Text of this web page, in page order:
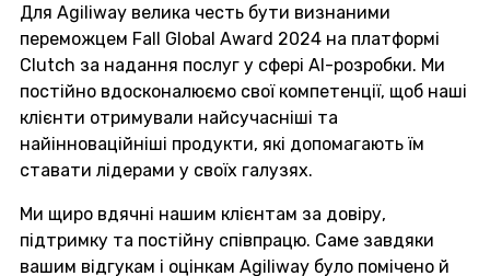
Для Agiliway велика честь бути визнаними
переможцем Fall Global Award 2024 на платформі
Clutch за надання послуг у сфері AI-розробки. Ми
постійно вдосконалюємо свої компетенції, щоб наші
клієнти отримували найсучасніші та
найінноваційніші продукти, які допомагають їм
ставати лідерами у своїх галузях.
Ми щиро вдячні нашим клієнтам за довіру,
підтримку та постійну співпрацю. Саме завдяки
вашим відгукам і оцінкам Agiliway було помічено й